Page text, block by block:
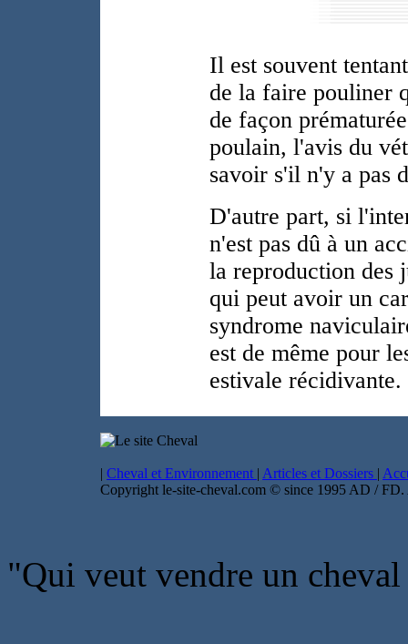
Il est souvent
de la faire pouliner
de façon
poulain, l'avis du
savoir s'il n'y a pas
D'autre part, si
n'est pas dû à un
la reproduction des
qui peut avoir un
syndrome
est de même pour
estivale récidivante.
| Cheval et Environnement | Articles et Dossiers |
Copyright le-site-cheval.com © since 1995 AD / FD.
"Qui veut vendre un